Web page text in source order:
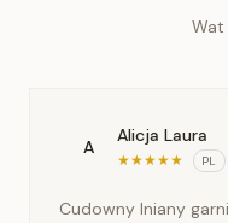
Wat
A
Alicja Laura
★★★★★ PL
Cudowny lniany